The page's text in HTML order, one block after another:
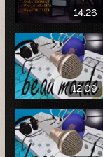
14:26
12:09